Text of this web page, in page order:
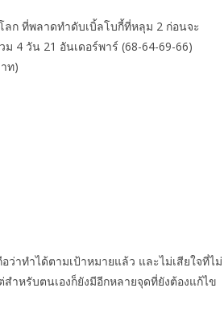
ก ที่พลาดทำดับเบิ้ลโบกี้ที่หลุม 2 ก่อนจะ
4 วัน 21 อันเดอร์พาร์ (68-64-69-66)
ท)
าทำได้ตามเป้าหมายแล้ว และไม่เสียใจที่ไม่
ำหรับตนเองก็ยังมีอีกหลายจุดที่ยังต้องแก้ไข